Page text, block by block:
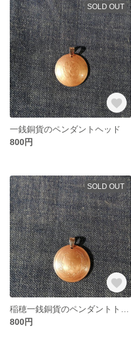
SOLD OUT
一銭銅貨のペンダントヘッド
800円
SOLD OUT
800円